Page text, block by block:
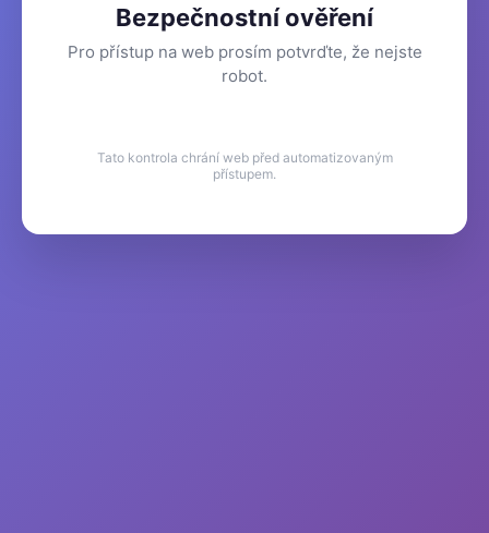
Bezpečnostní ověření
Pro přístup na web prosím potvrďte, že nejste
robot.
Tato kontrola chrání web před automatizovaným
přístupem.